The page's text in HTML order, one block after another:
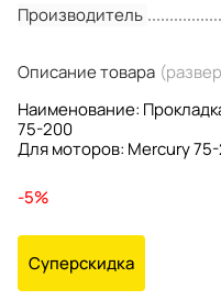
Производитель
Описание товара
Наименование:
75-200
Для моторов: Mercury
Производитель: Kacawa
-5%
Суперскидка